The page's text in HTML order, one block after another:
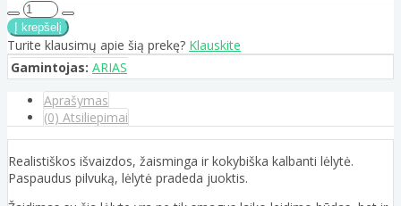
Turite klausimų apie šią prekę? Klauskite
Gamintojas: ARIAS
Aprašymas
(0) Atsiliepimai
Realistiškos išvaizdos, žaisminga ir kokybiška kalbanti lėlytė.
Paspaudus pilvuką, lėlytė pradeda juoktis.